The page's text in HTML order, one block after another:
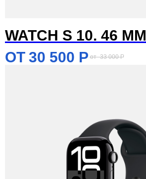
WATCH S 10. 46 MM
30 500 Р 33 000 Р